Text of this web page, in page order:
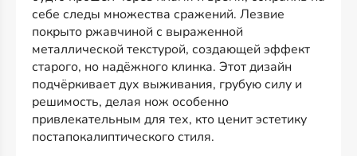
себе следы множества сражений. Лезвие
покрыто ржавчиной с выраженной
металлической текстурой, создающей эффект
старого, но надёжного клинка. Этот дизайн
подчёркивает дух выживания, грубую силу и
решимость, делая нож особенно
привлекательным для тех, кто ценит эстетику
постапокалиптического стиля.